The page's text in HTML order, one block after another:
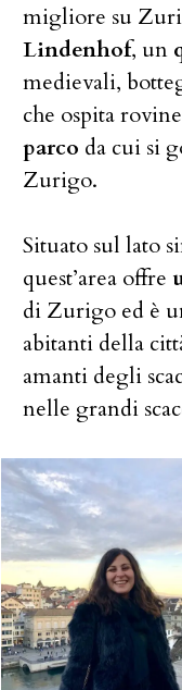
migliore su
Lindenhof, un
medievali,
che ospita
parco da cui si
Zurigo.
Situato sul lato
quest’area offre
di Zurigo ed è
abitanti della
amanti degli
nelle grandi